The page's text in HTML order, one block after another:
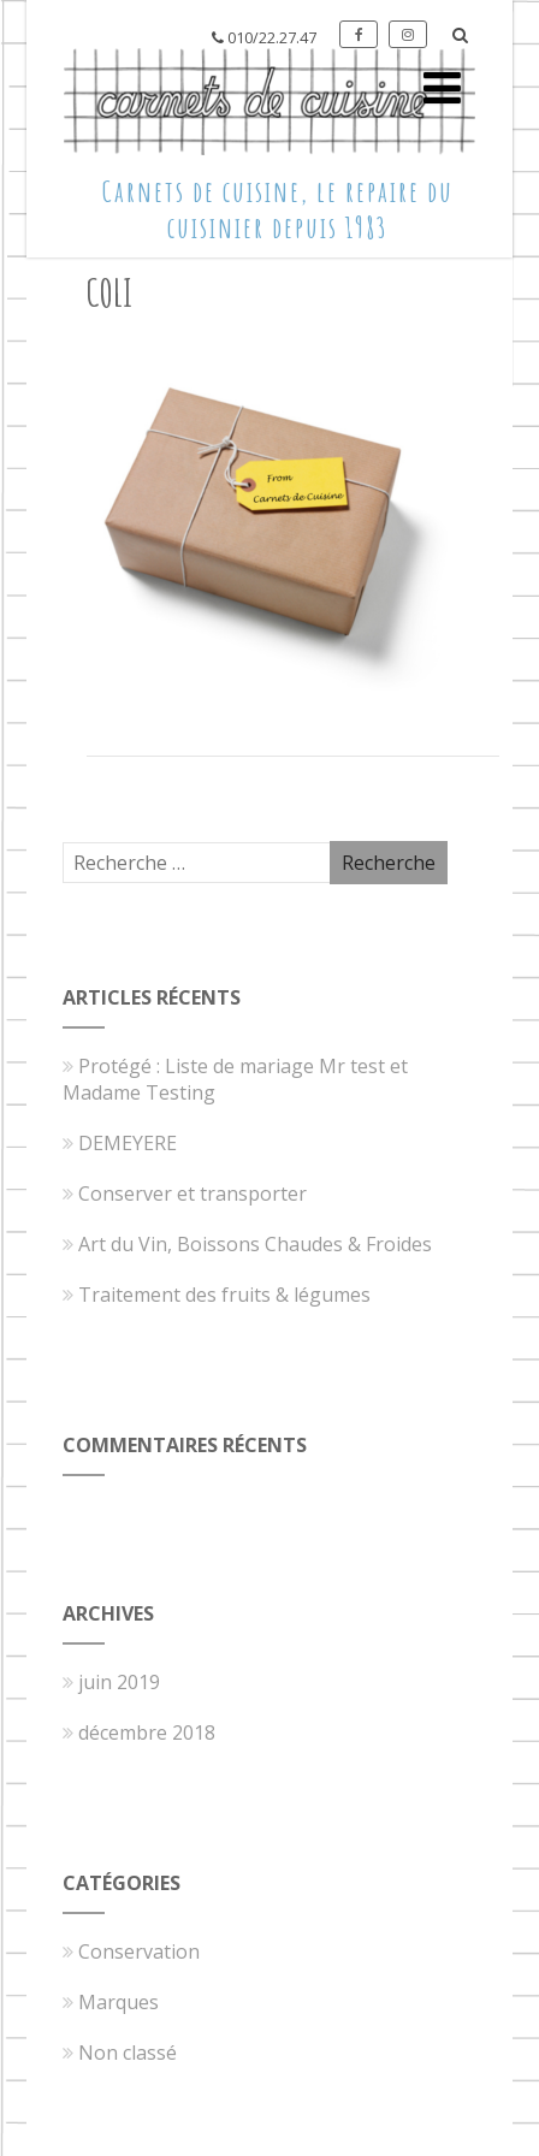
010/22.27.47
Carnets de cuisine, le repaire du
cuisinier depuis 1983
COLI
ARTICLES RÉCENTS
Protégé : Liste de mariage Mr test et
Madame Testing
DEMEYERE
Conserver et transporter
Art du Vin, Boissons Chaudes & Froides
Traitement des fruits & légumes
COMMENTAIRES RÉCENTS
ARCHIVES
juin 2019
décembre 2018
CATÉGORIES
Conservation
Marques
Non classé